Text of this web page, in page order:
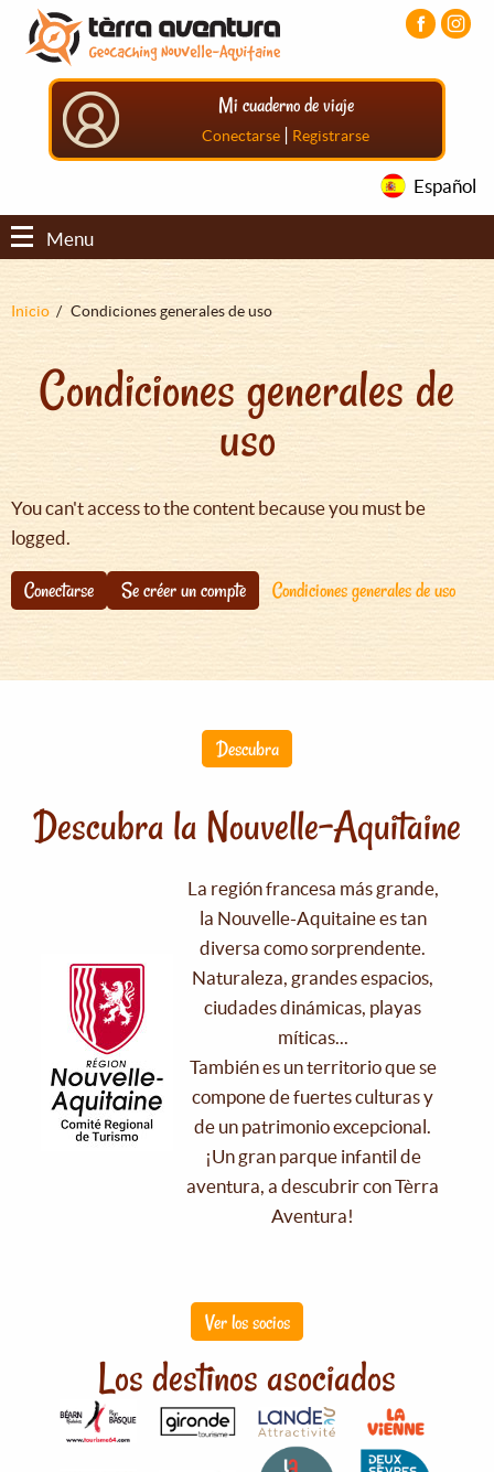
Pasar
contenido
principal
Pasar
menú
principal
Pasar
principal
Mi cuaderno de viaje
Conectarse | Registrarse
Español
Menu
Sobrescribir
ayuda
navegación
Inicio Condiciones generales de uso
Condiciones generales de
uso
You can't access to the content because you must be
logged.
Conectarse Se créer un compte Condiciones generales de uso
Descubra
Descubra la Nouvelle-Aquitaine
La región francesa más grande,
la Nouvelle-Aquitaine es tan
diversa como sorprendente.
Naturaleza, grandes espacios,
ciudades dinámicas, playas
míticas...
También es un territorio que se
compone de fuertes culturas y
de un patrimonio excepcional.
¡Un gran parque infantil de
aventura, a descubrir con Tèrra
Aventura!
Ver los socios
Los destinos asociados